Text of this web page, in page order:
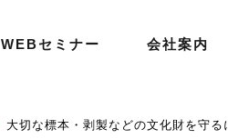
WEBセミナー 会社案内
大切な標本・剥製などの文化財を守